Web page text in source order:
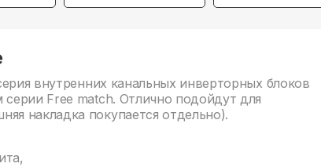
внутренних канальных инверторных блоков
серии Free match. Отлично подойдут для
накладка покупается отдельно).